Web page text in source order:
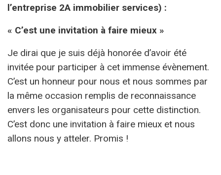
l’entreprise 2A immobilier services) :
« C’est une invitation à faire mieux »
Je dirai que je suis déjà honorée d’avoir été
invitée pour participer à cet immense évènement.
C’est un honneur pour nous et nous sommes par
la même occasion remplis de reconnaissance
envers les organisateurs pour cette distinction.
C’est donc une invitation à faire mieux et nous
allons nous y atteler. Promis !